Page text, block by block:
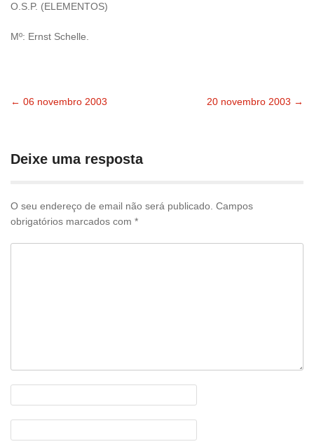
O.S.P. (ELEMENTOS)
Mº: Ernst Schelle.
pelas
publicações
← 06 novembro 2003 20 novembro 2003 →
Deixe uma resposta
O seu endereço de email não será publicado. Campos
obrigatórios marcados com *